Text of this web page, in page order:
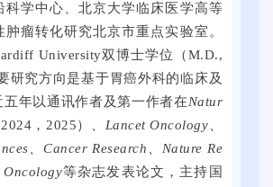
2
日
上
午
2
0
科学中心、北京大学临床医学高等
肿瘤转化研究北京市重点实验室。
University双博士学位（M.D.,
研究方向是基于胃癌外科的临床及
年以通讯作者及第一作者在Natur
2024，2025）
、Lancet Oncology、
、Cancer Research、Nature Re
等杂志发表论文，主持国